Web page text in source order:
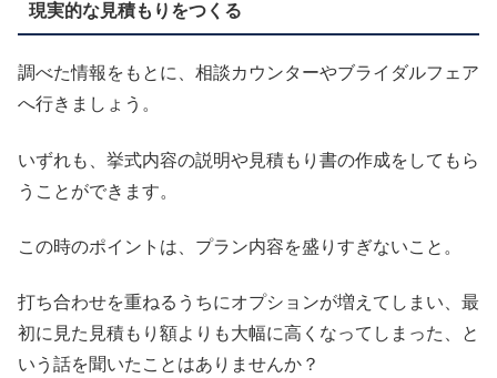
現実的な見積もりをつくる
調べた情報をもとに、相談カウンターやブライダルフェア
へ行きましょう。
いずれも、挙式内容の説明や見積もり書の作成をしてもら
うことができます。
この時のポイントは、プラン内容を盛りすぎないこと。
打ち合わせを重ねるうちにオプションが増えてしまい、最
初に見た見積もり額よりも大幅に高くなってしまった、と
いう話を聞いたことはありませんか？